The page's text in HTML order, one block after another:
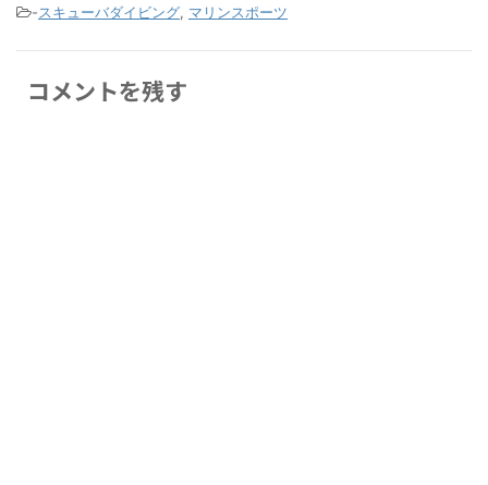
-スキューバダイビング, マリンスポーツ
コメントを残す